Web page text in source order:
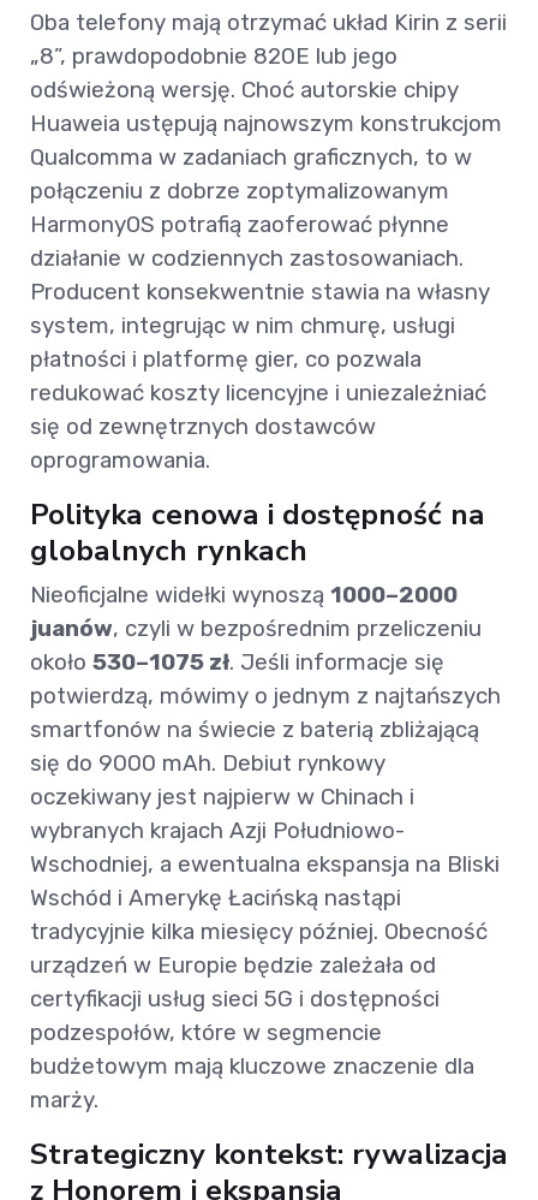
Oba telefony mają otrzymać układ Kirin z serii
„8”, prawdopodobnie 820E lub jego
odświeżoną wersję. Choć autorskie chipy
Huaweia ustępują najnowszym konstrukcjom
Qualcomma w zadaniach graficznych, to w
połączeniu z dobrze zoptymalizowanym
HarmonyOS potrafią zaoferować płynne
działanie w codziennych zastosowaniach.
Producent konsekwentnie stawia na własny
system, integrując w nim chmurę, usługi
płatności i platformę gier, co pozwala
redukować koszty licencyjne i uniezależniać
się od zewnętrznych dostawców
oprogramowania.
Polityka cenowa i dostępność na
globalnych rynkach
Nieoficjalne widełki wynoszą 1000–2000
juanów, czyli w bezpośrednim przeliczeniu
około 530–1075 zł. Jeśli informacje się
potwierdzą, mówimy o jednym z najtańszych
smartfonów na świecie z baterią zbliżającą
się do 9000 mAh. Debiut rynkowy
oczekiwany jest najpierw w Chinach i
wybranych krajach Azji Południowo-
Wschodniej, a ewentualna ekspansja na Bliski
Wschód i Amerykę Łacińską nastąpi
tradycyjnie kilka miesięcy później. Obecność
urządzeń w Europie będzie zależała od
certyfikacji usług sieci 5G i dostępności
podzespołów, które w segmencie
budżetowym mają kluczowe znaczenie dla
marży.
Strategiczny kontekst: rywalizacja
z Honorem i ekspansja